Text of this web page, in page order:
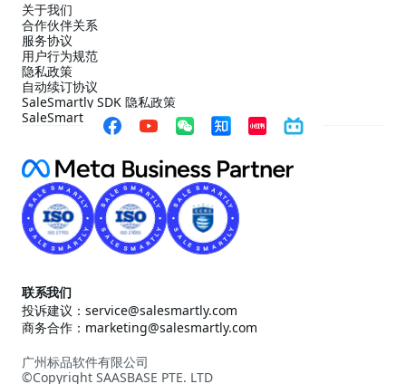
关于我们
合作伙伴关系
服务协议
用户行为规范
隐私政策
自动续订协议
SaleSmartly SDK 隐私政策
SaleSmartly SDK 合规配置指引
联系我们
投诉建议：service@salesmartly.com
商务合作：marketing@salesmartly.com
广州标品软件有限公司
©Copyright SAASBASE PTE. LTD